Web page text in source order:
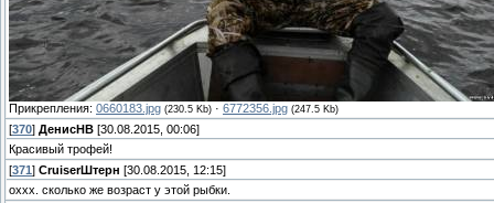
Прикрепления: 0660183.jpg (230.5 Kb) · 6772356.jpg (247.5 Kb)
[370] ДенисНВ [30.08.2015, 00:06]
Красивый трофей!
[371 ] СruiserШтерн [30.08.2015, 12:15]
оххх. сколько же возраст у этой рыбки.